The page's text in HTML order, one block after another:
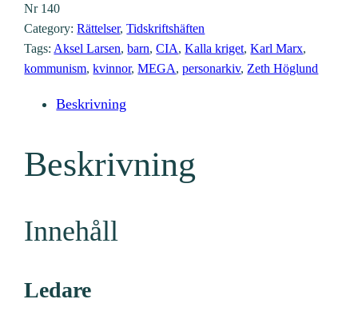
r
1
4
4
m
Nr 140
Category:Rättelser, Tidskriftshäften
Tags: Aksel Larsen, barn, CIA, Kalla kriget, Karl Marx
kommunism, kvinnor, MEGA, personarkiv, Zeth Höglund
Beskrivning
Beskrivning
Innehåll
Ledare